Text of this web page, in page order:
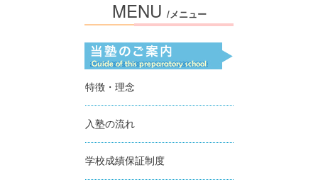
MENU /メニュー
特徴・理念
入塾の流れ
学校成績保証制度